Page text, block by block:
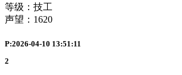
等级：技工
声望： 1620
P:2026-04-10 13:51:11
2